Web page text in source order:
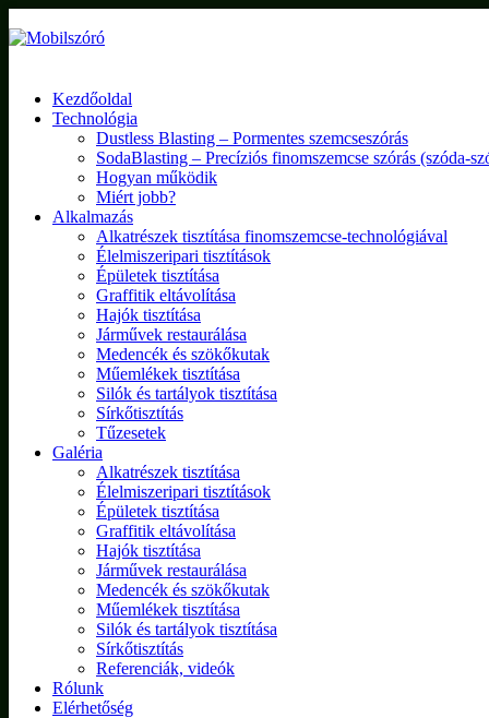
Kezdőoldal
Technológia
Dustless Blasting – Pormentes szemcseszórás
SodaBlasting – Precíziós finomszemcse szórás (szóda-
Hogyan működik
Miért jobb?
Alkalmazás
Alkatrészek tisztítása finomszemcse-technológiával
Élelmiszeripari tisztítások
Épületek tisztítása
Graffitik eltávolítása
Hajók tisztítása
Járművek restaurálása
Medencék és szökőkutak
Műemlékek tisztítása
Silók és tartályok tisztítása
Sírkőtisztítás
Tűzesetek
Galéria
Alkatrészek tisztítása
Élelmiszeripari tisztítások
Épületek tisztítása
Graffitik eltávolítása
Hajók tisztítása
Járművek restaurálása
Medencék és szökőkutak
Műemlékek tisztítása
Silók és tartályok tisztítása
Sírkőtisztítás
Referenciák, videók
Rólunk
Elérhetőség